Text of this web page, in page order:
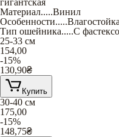
Материал.....Винил
Особенности.....
Тип ошейника.....С
25-33 см
154,00
-15%
130,90₴
Купить
30-40 см
175,00
-15%
148,75₴